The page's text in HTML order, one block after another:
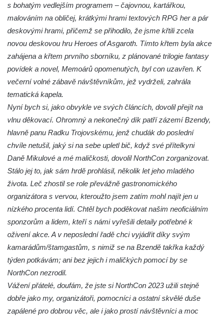
s bohatým vedlejším programem – čajovnou, kartářkou,
malováním na obličej, krátkými hrami textových RPG her a pár
deskovými hrami, přičemž se přihodilo, že jsme křtili zcela
novou deskovou hru Heroes of Asgaroth. Tímto křtem byla akce
zahájena a křtem prvního sborníku, z plánované trilogie fantasy
povídek a novel, Memoárů opomenutých, byl con uzavřen. K
večerní volné zábavě návštěvníkům, jež vydrželi, zahrála
tematická kapela.
Nyní bych si, jako obvykle ve svých článcích, dovolil přejít na
vlnu děkovací. Ohromný a nekonečný dík patří zázemí Bzendy,
hlavně panu Radku Trojovskému, jenž chudák do poslední
chvíle netušil, jaký si na sebe upletl bič, když své přítelkyni
Daně Mikulové a mé maličkosti, dovolil NorthCon zorganizovat.
Stálo jej to, jak sám hrdě prohlásil, několik let jeho mladého
života. Leč zhostil se role převážně gastronomického
organizátora s vervou, kteroužto jsem zatím mohl najít jen u
nízkého procenta lidí. Chtěl bych poděkovat našim neoficiálním
sponzorům a lidem, kteří s námi vyřešili detaily potřebné k
oživení akce. A v neposlední řadě chci vyjádřit díky svým
kamarádům/štamgastům, s nimiž se na Bzendě takřka každý
týden potkávám; ani bez jejich i maličkých pomocí by se
NorthCon nezrodil.
Vážení přátelé, doufám, že jste si NorthCon 2023 užili stejně
dobře jako my, organizátoři, pomocníci a ostatní skvělé duše
zapálené pro dobrou věc, ale i jako prostí návštěvníci a moc